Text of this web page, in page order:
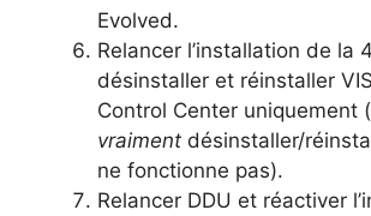
Evolved.
Relancer l’installation de la
désinstaller et réinstaller
Control Center uniquement
vraiment désinstaller/
ne fonctionne pas).
Relancer DDU et réactiver